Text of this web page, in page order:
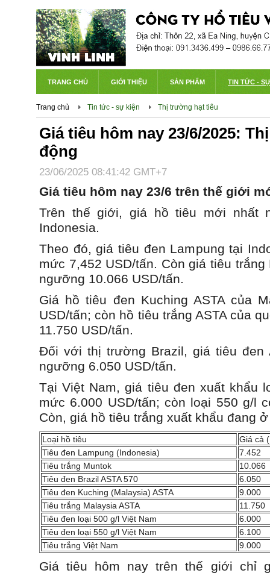
TRANG CHỦ GIỚI THIỆU SẢN PHẨM TIN TỨC -
Trang chủ Tin tức - sự kiện Thị trường hạt tiêu
Giá tiêu hôm nay 23/6/2025:
động
23/06/2025 08:41:42 GMT+7
Giá tiêu hôm nay 23/6 trên thế giới
Trên thế giới, giá hồ tiêu mới nhất
Indonesia.
Theo đó, giá tiêu đen Lampung tại
mức 7,452 USD/tấn. Còn giá tiêu
ngưỡng 10.066 USD/tấn.
Giá hồ tiêu đen Kuching ASTA của
USD/tấn; còn hồ tiêu trắng ASTA của
11.750 USD/tấn.
Đối với thị trường Brazil, giá tiêu đen
ngưỡng 6.050 USD/tấn.
Tại Việt Nam, giá tiêu đen xuất khẩu
mức 6.000 USD/tấn; còn loại 550 g/l
Còn, giá hồ tiêu trắng xuất khẩu đang
Loại hồ tiêu
Giá cả
Tiêu đen Lampung (Indonesia)
7.452
Tiêu trắng Muntok
10.066
Tiêu đen Brazil ASTA 570
6.050
Tiêu đen Kuching (Malaysia) ASTA
9.000
Tiêu trắng Malaysia ASTA
11.750
Tiêu đen loại 500 g/l Việt Nam
6.000
Tiêu đen loại 550 g/l Việt Nam
6.100
Tiêu trắng Việt Nam
9.000
Giá tiêu hôm nay trên thế giới chỉ